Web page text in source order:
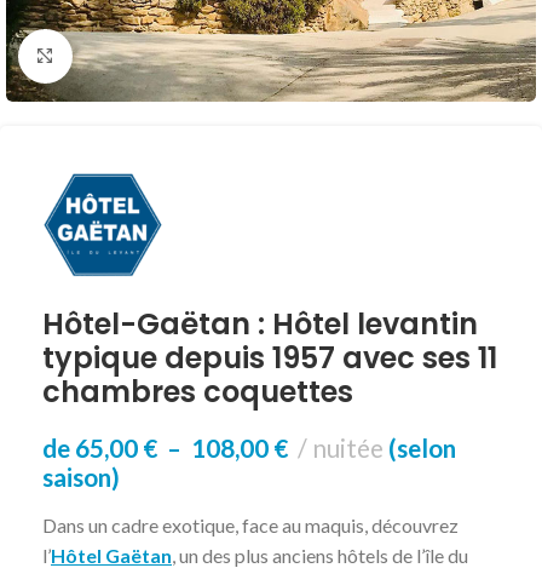
Click to enlarge
Hôtel-Gaëtan : Hôtel levantin
typique depuis 1957 avec ses 11
chambres coquettes
de 65,00 € – 108,00 € nuitée (selon
saison)
Dans un cadre exotique, face au maquis, découvrez
l’Hôtel Gaëtan , un des plus anciens hôtels de l’île du